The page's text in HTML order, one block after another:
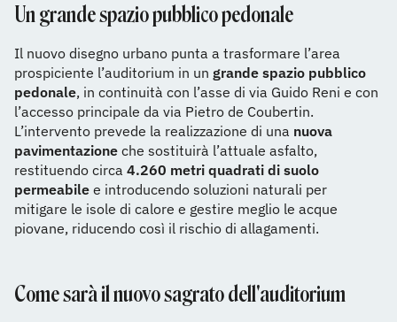
Un grande spazio pubblico pedonale
Il nuovo disegno urbano punta a trasformare l’area
prospiciente l’auditorium in un grande spazio pubblico
pedonale, in continuità con l’asse di via Guido Reni e con
l’accesso principale da via Pietro de Coubertin.
L’intervento prevede la realizzazione di una nuova
pavimentazione che sostituirà l’attuale asfalto,
restituendo circa 4.260 metri quadrati di suolo
permeabile e introducendo soluzioni naturali per
mitigare le isole di calore e gestire meglio le acque
piovane, riducendo così il rischio di allagamenti.
Come sarà il nuovo sagrato dell'auditorium